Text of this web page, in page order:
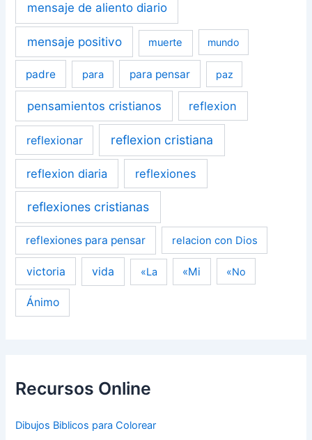
mensaje de aliento diario
mensaje positivo muerte mundo
padre para para pensar paz
pensamientos cristianos reflexion
reflexionar reflexion cristiana
reflexion diaria reflexiones
reflexiones cristianas
reflexiones para pensar relacion con Dios
victoria vida «La «Mi «No
Ánimo
Recursos Online
Dibujos Biblicos para Colorear